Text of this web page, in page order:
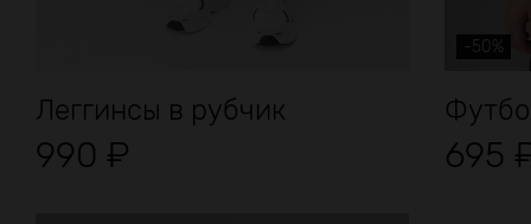
Леггинсы в рубчик
990 ₽
-50%
695